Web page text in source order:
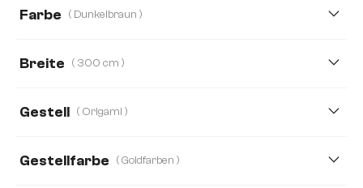
Farbe ( Dunkelbraun )
Breite ( 300 cm )
Gestell ( Origami )
Gestellfarbe ( Goldfarben )